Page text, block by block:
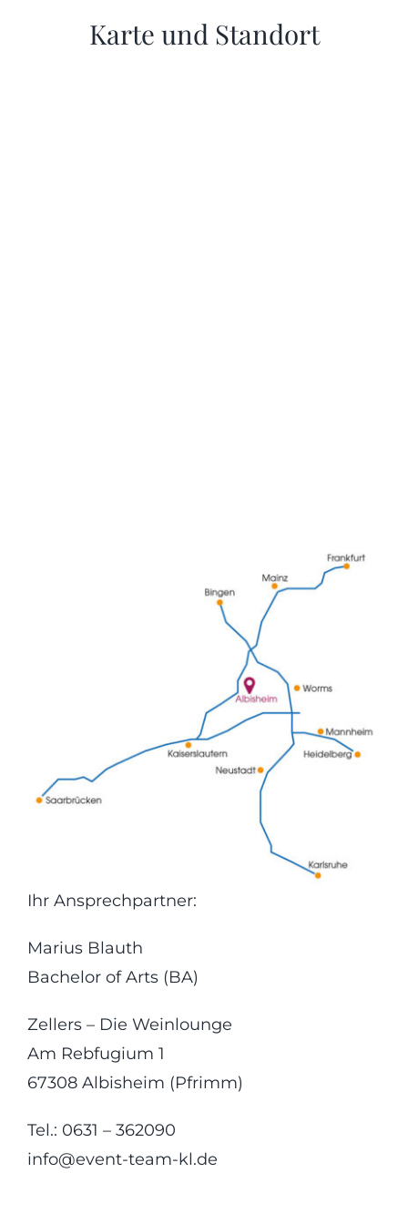
Karte und Standort
Ihr Ansprechpartner:
Marius Blauth
Bachelor of Arts (BA)
Zellers – Die Weinlounge
Am Rebfugium 1
67308 Albisheim (Pfrimm)
Tel.: 0631 – 362090
info@event-team-kl.de